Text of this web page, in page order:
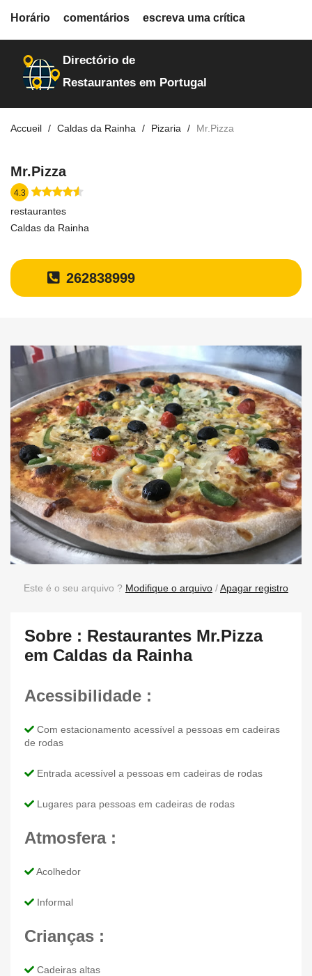
restaurantes
Directório de
Restaurantes em Portugal
Accueil Caldas da Rainha Pizaria Mr.Pizza
Mr.Pizza
4.3
restaurantes
Caldas da Rainha
262838999
Horário comentários escreva uma crítica
Este é o seu arquivo ? Modifique o arquivo /Apagar registro
Sobre : Restaurantes Mr.Pizza
em Caldas da Rainha
Acessibilidade :
Com estacionamento acessível a pessoas em cadeiras
de rodas
Entrada acessível a pessoas em cadeiras de rodas
Lugares para pessoas em cadeiras de rodas
Atmosfera :
Acolhedor
Informal
Crianças :
Cadeiras altas